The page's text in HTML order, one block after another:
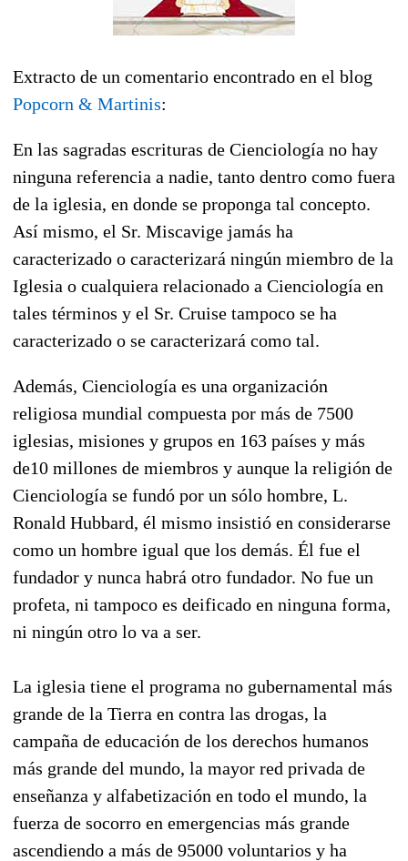
Extracto de un comentario encontrado en el blog
Popcorn & Martinis:
En las sagradas escrituras de Cienciología no hay
ninguna referencia a nadie, tanto dentro como fuera
de la iglesia, en donde se proponga tal concepto.
Así mismo, el Sr. Miscavige jamás ha
caracterizado o caracterizará ningún miembro de la
Iglesia o cualquiera relacionado a Cienciología en
tales términos y el Sr. Cruise tampoco se ha
caracterizado o se caracterizará como tal.
Además, Cienciología es una organización
religiosa mundial compuesta por más de 7500
iglesias, misiones y grupos en 163 países y más
de10 millones de miembros y aunque la religión de
Cienciología se fundó por un sólo hombre, L.
Ronald Hubbard, él mismo insistió en considerarse
como un hombre igual que los demás. Él fue el
fundador y nunca habrá otro fundador. No fue un
profeta, ni tampoco es deificado en ninguna forma,
ni ningún otro lo va a ser.
La iglesia tiene el programa no gubernamental más
grande de la Tierra en contra las drogas, la
campaña de educación de los derechos humanos
más grande del mundo, la mayor red privada de
enseñanza y alfabetización en todo el mundo, la
fuerza de socorro en emergencias más grande
ascendiendo a más de 95000 voluntarios y ha